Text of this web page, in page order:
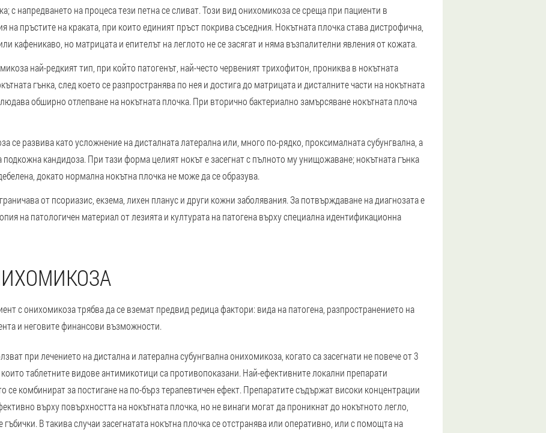
с напредването на процеса тези петна се сливат. Този вид онихомикоза се среща при пациенти в
на пръстите на краката, при които единият пръст покрива съседния. Нокътната плочка става дистрофична,
кафеникаво, но матрицата и епителът на леглото не се засягат и няма възпалителни явления от кожата.
най-редкият тип, при който патогенът, най-често червеният трихофитон, прониква в нокътната
гънка, след което се разпространява по нея и достига до матрицата и дисталните части на нокътната
обширно отлепване на нокътната плочка. При вторично бактериално замърсяване нокътната плоча
се развива като усложнение на дисталната латерална или, много по-рядко, проксималната субунгвална, а
кандидоза. При тази форма целият нокът е засегнат с пълното му унищожаване; нокътната гънка
докато нормална нокътна плочка не може да се образува.
от псориазис, екзема, лихен планус и други кожни заболявания. За потвърждаване на диагнозата е
на патологичен материал от лезията и културата на патогена върху специална идентификационна
с онихомикоза трябва да се вземат предвид редица фактори: вида на патогена, разпространението на
и неговите финансови възможности.
при лечението на дистална и латерална субунгвална онихомикоза, когато са засегнати не повече от 3
таблетните видове антимикотици са противопоказани. Най-ефективните локални препарати
се комбинират за постигане на по-бърз терапевтичен ефект. Препаратите съдържат високи концентрации
върху повърхността на нокътната плочка, но не винаги могат да проникнат до нокътното легло,
В такива случаи засегнатата нокътна плочка се отстранява или оперативно, или с помощта на